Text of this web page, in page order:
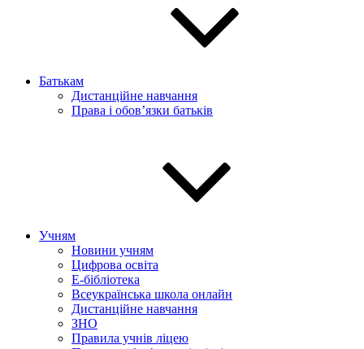
Батькам
Дистанційне навчання
Права і обов’язки батьків
Учням
Новини учням
Цифрова освіта
E-бібліотека
Всеукраїнська школа онлайн
Дистанційне навчання
ЗНО
Правила учнів ліцею